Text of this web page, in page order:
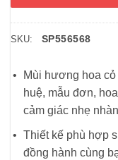
SKU: SP556568
Mùi hương hoa
huệ, mẫu đơn,
cảm giác nhẹ
Thiết kế phù hợp
đồng hành cùng